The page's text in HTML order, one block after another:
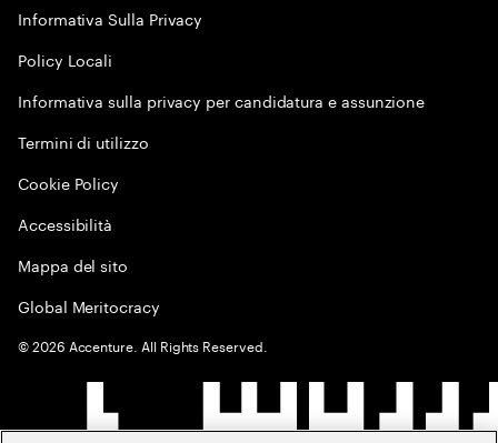
Informativa Sulla Privacy
Policy Locali
Informativa sulla privacy per candidatura e assunzione
Termini di utilizzo
Cookie Policy
Accessibilità
Mappa del sito
Global Meritocracy
©2026 Accenture. All Rights Reserved.